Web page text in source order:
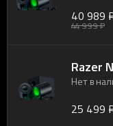
40 989
44 999 ₽
Razer
Нет в
25 499